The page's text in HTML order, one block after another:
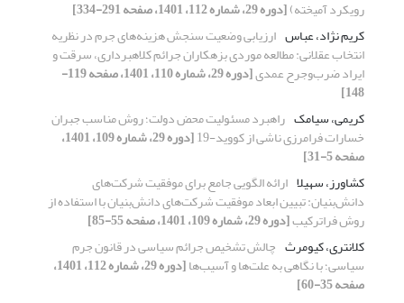
رویکرد آمیخته)[دوره 29، شماره 112، 1401، صفحه 291-334]
کریم نژاد، عباس ارزیابی وضعیت سنجش هزینه‌های جرم در نظریه
انتخاب عقلانی: مطالعه موردی بزهکاران جرائم کلاهبرداری، سرقت و
ایراد ضرب‌و‌جرح عمدی [دوره 29، شماره 110، 1401، صفحه 119-
148]
کریمی، سیامک راهبرد مسئولیت محض دولت‌؛ روش مناسب جبران
خسارات فرامرزی ناشی از کووید-19 [دوره 29، شماره 109، 1401،
صفحه 5-31]
کشاورز، سهیلا ارائه الگویی جامع برای موفقیت شرکت‌های
دانش‌بنیان: تبیین ابعاد موفقیت شرکت‌های دانش‌بنیان با استفاده از
روش فراترکیب[دوره 29، شماره 109، 1401، صفحه 55-85]
کلانتری، کیومرث چالش تشخیص جرائم سیاسی در قانون جرم
سیاسی؛ با نگاهی به علت‌ها و آسیب‌ها [دوره 29، شماره 112، 1401،
صفحه 35-60]